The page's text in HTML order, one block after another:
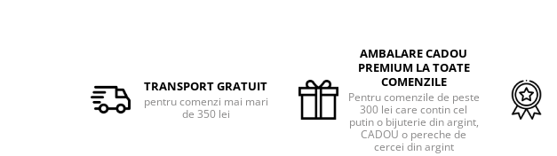
TRANSPORT GRATUIT
pentru comenzi mai mari
de 350 lei
AMBALARE CADOU
PREMIUM LA TOATE
COMENZILE
Pentru comenzile de peste
300 lei care contin cel
putin o bijuterie din argint,
CADOU o pereche de
cercei din argint